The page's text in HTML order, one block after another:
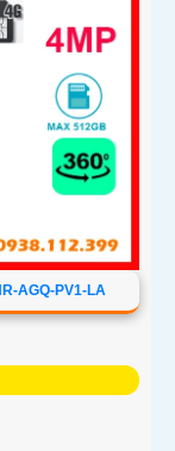
AGQ-PV1-LA